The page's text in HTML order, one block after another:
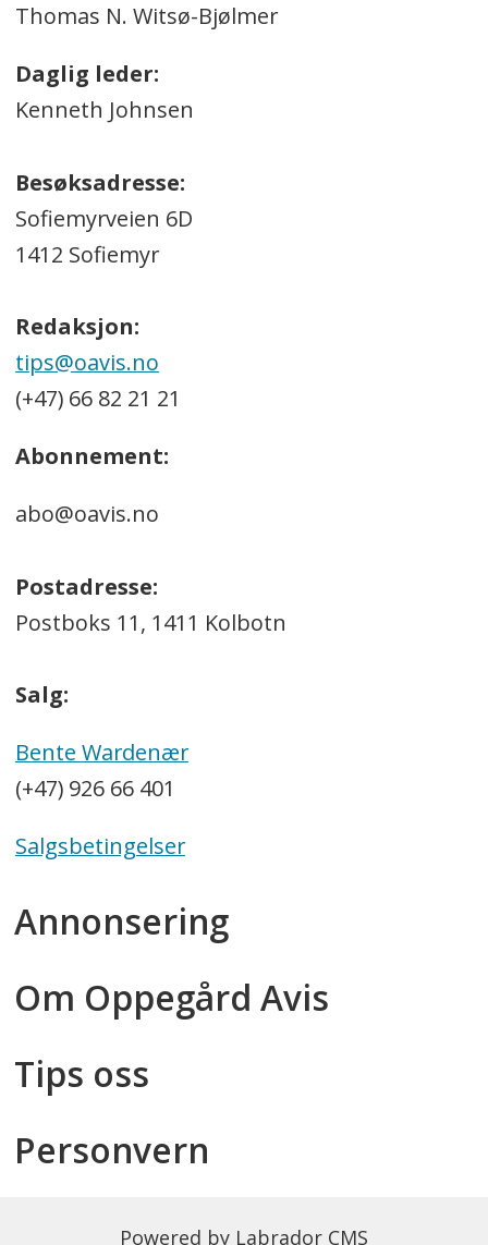
Thomas N. Witsø-Bjølmer
Daglig leder:
Kenneth Johnsen
Besøksadresse:
Sofiemyrveien 6D
1412 Sofiemyr
Redaksjon:
tips@oavis.no
(+47) 66 82 21 21
Abonnement:
abo@oavis.no
Postadresse:
Postboks 11, 1411 Kolbotn
Salg:
Bente Wardenær
(+47) 926 66 401
Salgsbetingelser
Annonsering
Om Oppegård Avis
Tips oss
Personvern
Powered by Labrador CMS